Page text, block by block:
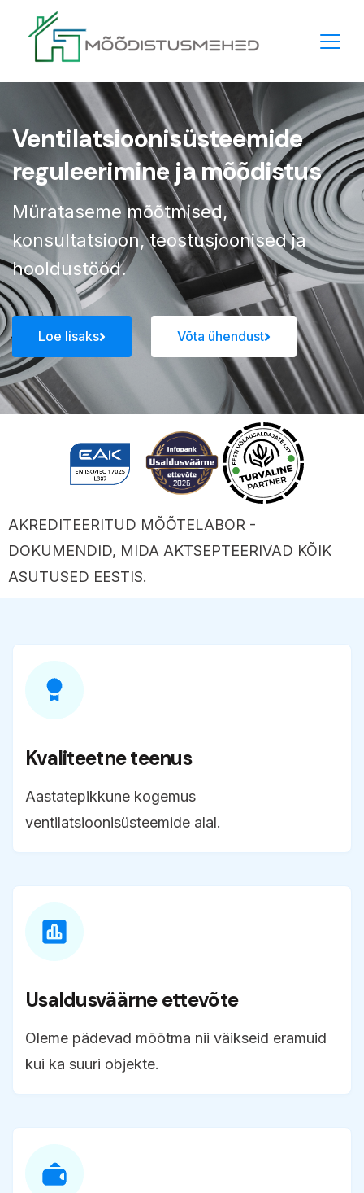
Ventilatsioonisüsteemide
reguleerimine ja mõõdistus
Mürataseme mõõtmised,
konsultatsioon, teostusjoonised ja
hooldustööd.
Loe lisaks Võta ühendust
AKREDITEERITUD MÕÕTELABOR -
DOKUMENDID, MIDA AKTSEPTEERIVAD KÕIK
ASUTUSED EESTIS.
Kvaliteetne teenus
Aastatepikkune kogemus
ventilatsioonisüsteemide alal.
Usaldusväärne ettevõte
Oleme pädevad mõõtma nii väikseid eramuid
kui ka suuri objekte.